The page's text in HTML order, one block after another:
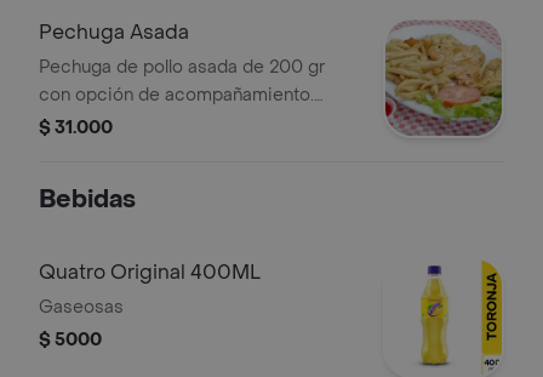
Pechuga Asada
Pechuga de pollo asada de 200 gr
con opción de acompañamiento.
Incluye papas fritas, lechuga y rodaja
$ 31.000
Bebidas
Quatro Original 400ML
Gaseosas
$ 5000